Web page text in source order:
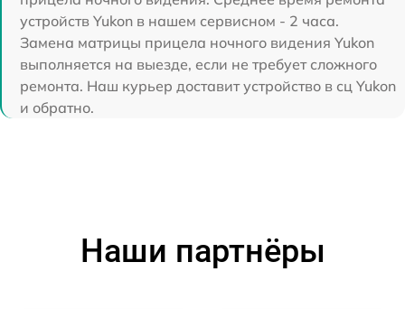
устройств Yukon в нашем сервисном - 2 часа.
Замена матрицы прицела ночного видения Yukon
выполняется на выезде, если не требует сложного
ремонта. Наш курьер доставит устройство в сц Yukon
и обратно.
Наши партнёры